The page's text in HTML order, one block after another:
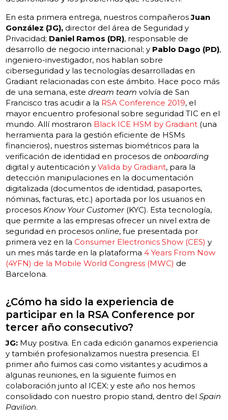
En esta primera entrega, nuestros compañerosJuan
González (JG), director del área de Seguridad y
Privacidad; Daniel Ramos (DR), responsable de
desarrollo de negocio internacional; y Pablo Dago (PD),
ingeniero-investigador, nos hablan sobre
ciberseguridad y las tecnologías desarrolladas en
Gradiant relacionadas con este ámbito. Hace poco más
de una semana, estedream team volvía de San
Francisco tras acudir a la RSA Conference 2019, el
mayor encuentro profesional sobre seguridad TIC en el
mundo. Allí mostraron Black ICE HSM by Gradiant (una
herramienta para la gestión eficiente de HSMs
financieros), nuestrossistemas biométricos para la
verificación de identidad en procesos deonboarding
digital y autenticación yValida by Gradiant, para la
detección manipulaciones en la documentación
digitalizada (documentos de identidad, pasaportes,
nóminas, facturas, etc.) aportada por los usuarios en
procesos Know Your Customer(KYC). Esta tecnología,
que permite a las empresas ofrecer un nivel extra de
seguridad en procesosonline, fue presentada por
primera vez en la Consumer Electronics Show (CES) y
un mes más tarde en la plataforma4 Years From Now
(4YFN) de la Mobile World Congress (MWC) de
Barcelona.
¿Cómo ha sido la experiencia de
participar en la RSA Conference por
tercer año consecutivo?
JG: Muy positiva. En cada edición ganamos experiencia
y también profesionalizamos nuestra presencia. El
primer año fuimos casi como visitantes y acudimos a
algunas reuniones, en la siguiente fuimos en
colaboración junto al ICEX; y este año nos hemos
consolidado con nuestro propio stand, dentro delSpain
Pavilion.